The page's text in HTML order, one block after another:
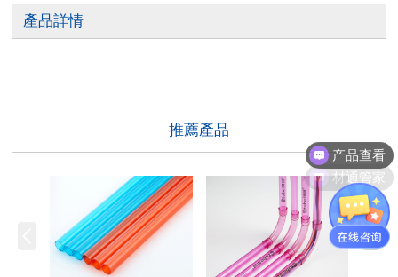
產品詳情
推薦產品
产品查看
材通管家